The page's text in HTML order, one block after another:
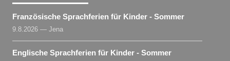
Französische Sprachferien für Kinder - Sommer
9.8.2026 — Jena
Englische Sprachferien für Kinder - Sommer